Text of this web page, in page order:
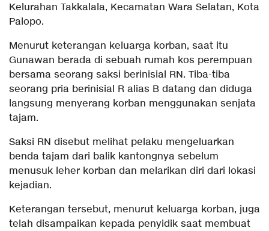
Kelurahan Takkalala, Kecamatan Wara Selatan, Kota
Palopo.
Menurut keterangan keluarga korban, saat itu
Gunawan berada di sebuah rumah kos perempuan
bersama seorang saksi berinisial RN. Tiba-tiba
seorang pria berinisial R alias B datang dan diduga
langsung menyerang korban menggunakan senjata
tajam.
Saksi RN disebut melihat pelaku mengeluarkan
benda tajam dari balik kantongnya sebelum
menusuk leher korban dan melarikan diri dari lokasi
kejadian.
Keterangan tersebut, menurut keluarga korban, juga
telah disampaikan kepada penyidik saat membuat